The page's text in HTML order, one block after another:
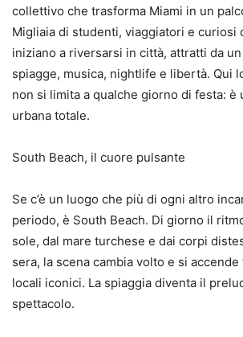
collettivo che trasforma Miami in un
Migliaia di studenti, viaggiatori e curiosi
iniziano a riversarsi in città, attratti da
spiagge, musica, nightlife e libertà. Qui
non si limita a qualche giorno di festa: è
urbana totale.
South Beach, il cuore pulsante
Se c’è un luogo che più di ogni altro
periodo, è South Beach. Di giorno il
sole, dal mare turchese e dai corpi
sera, la scena cambia volto e si
locali iconici. La spiaggia diventa il
spettacolo.